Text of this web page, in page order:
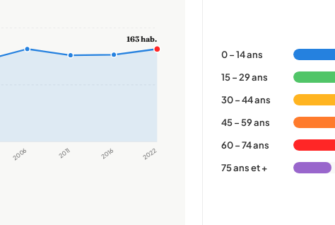
2006 2011 2016 2022
163 hab.
0 – 14 ans
15 – 29 ans
30 – 44 ans
45 – 59 ans
60 – 74 ans
75 ans et +